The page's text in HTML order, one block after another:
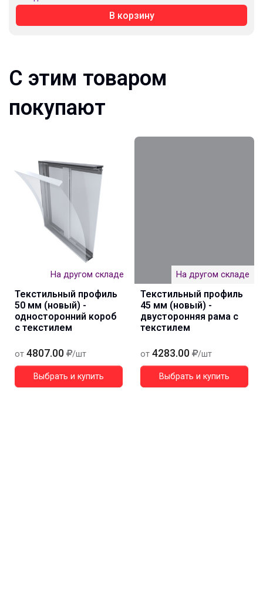
В корзину
С этим товаром
покупают
На другом складе
Текстильный профиль
50 мм (новый) -
односторонний короб
с текстилем
от 4807.00 /шт
Выбрать и купить
На другом складе
Текстильный профиль
45 мм (новый) -
двусторонняя рама с
текстилем
от 4283.00 /шт
Выбрать и купить